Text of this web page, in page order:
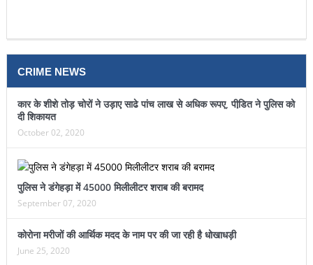
CRIME NEWS
कार के शीशे तोड़ चोरों ने उड़ाए साढे पांच लाख से अधिक रूपए, पीडि़त ने पुलिस को
दी शिकायत
October 02, 2020
पुलिस ने डंगेहड़ा में 45000 मिलीलीटर शराब की बरामद
September 07, 2020
कोरोना मरीजों की आर्थिक मदद के नाम पर की जा रही है धोखाधड़ी
June 25, 2020